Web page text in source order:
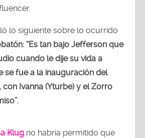
lo siguiente sobre lo ocurrido
“Es tan bajo Jefferson que
cuando le dije su vida a
se fue a la inauguración del
con Ivanna (Yturbe) y el Zorro
Klug no habría permitido que